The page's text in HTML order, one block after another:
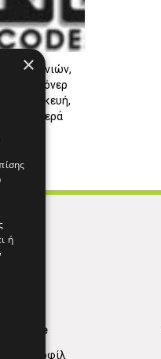
μελανιών,
τόνερ
Παρασκευή,
Γλυκά νερά
Find Here
Προφίλ
×
ή